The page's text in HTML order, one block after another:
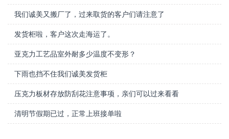
我们诚美又搬厂了，过来取货的客户们请注意了
发货柜啦，客户这次走海运了。
亚克力工艺品室外耐多少温度不变形？
下雨也挡不住我们诚美发货柜
压克力板材存放防刮花注意事项，亲们可以过来看看
清明节假期已过，正常上班接单啦